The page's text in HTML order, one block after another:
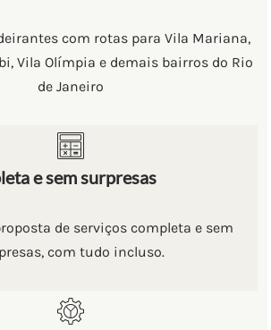
com rotas para Vila Mariana,
Vila Olímpia e demais bairros do Rio
de Janeiro
e sem surpresas
de serviços completa e sem
com tudo incluso.